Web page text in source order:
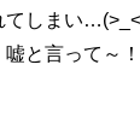
てしまい
嘘と言って～